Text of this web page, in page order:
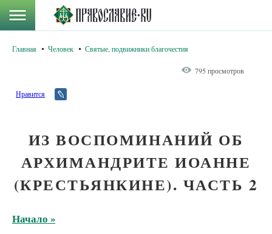
Главная Человек Святые, подвижники благочестия
795 просмотров
Нравится
ИЗ ВОСПОМИНАНИЙ ОБ
АРХИМАНДРИТЕ ИОАННЕ
(КРЕСТЬЯНКИНЕ). ЧАСТЬ 2
Начало »